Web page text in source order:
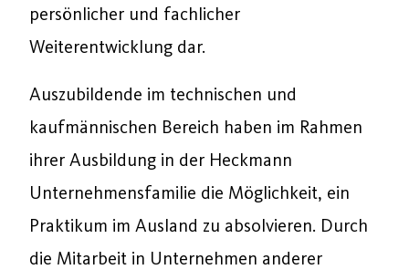
persönlicher und fachlicher
Weiterentwicklung dar.
Auszubildende im technischen und
kaufmännischen Bereich haben im Rahmen
ihrer Ausbildung in der Heckmann
Unternehmensfamilie die Möglichkeit, ein
Praktikum im Ausland zu absolvieren. Durch
die Mitarbeit in Unternehmen anderer